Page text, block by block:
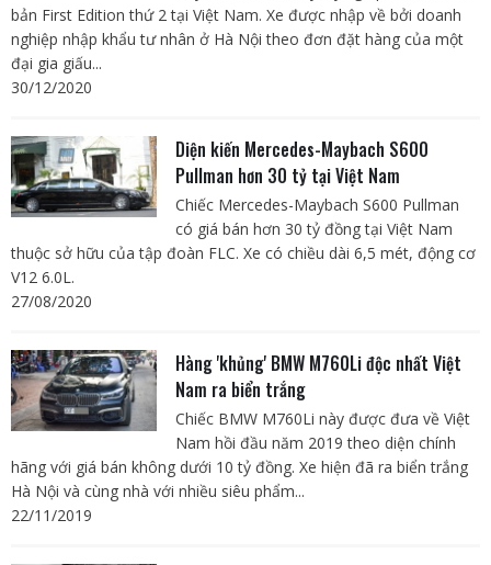
bản First Edition thứ 2 tại Việt Nam. Xe được nhập về bởi doanh
nghiệp nhập khẩu tư nhân ở Hà Nội theo đơn đặt hàng của một
đại gia giấu...
30/12/2020
Diện kiến Mercedes-Maybach S600
Pullman hơn 30 tỷ tại Việt Nam
Chiếc Mercedes-Maybach S600 Pullman
có giá bán hơn 30 tỷ đồng tại Việt Nam
thuộc sở hữu của tập đoàn FLC. Xe có chiều dài 6,5 mét, động cơ
V12 6.0L.
27/08/2020
Hàng 'khủng' BMW M760Li độc nhất Việt
Nam ra biển trắng
Chiếc BMW M760Li này được đưa về Việt
Nam hồi đầu năm 2019 theo diện chính
hãng với giá bán không dưới 10 tỷ đồng. Xe hiện đã ra biển trắng
Hà Nội và cùng nhà với nhiều siêu phẩm...
22/11/2019